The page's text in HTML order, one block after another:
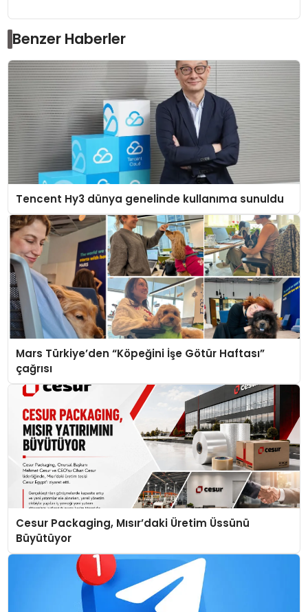
Benzer Haberler
Tencent Hy3 dünya genelinde kullanıma sunuldu
Mars Türkiye’den “Köpeğini İşe Götür Haftası”
çağrısı
Cesur Packaging, Mısır’daki Üretim Üssünü
Büyütüyor